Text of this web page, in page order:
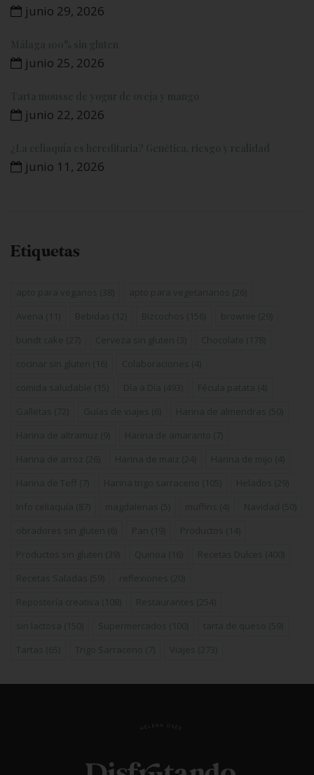
junio 29, 2026
Málaga 100% sin gluten
junio 25, 2026
Tarta mousse de yogur de oveja y mango
junio 22, 2026
¿La celiaquía es hereditaria? Genética, riesgo y realidad
junio 11, 2026
Etiquetas
apto para veganos (38) apto para vegetarianos (26)
Avena (11) Bebidas (12) Bizcochos (156) brownie (29)
bundt cake (27) Cerveza sin gluten (3) Chocolate (178)
cocinar sin gluten (16) Colaboraciones (4)
comida saludable (15) Día a Día (493) Fécula patata (4)
Galletas (72) Guías de viajes (6) Harina de almendras (50)
Harina de altramuz (9) Harina de amaranto (7)
Harina de arroz (26) Harina de maiz (24) Harina de mijo (4)
Harina de Teff (7) Harina trigo sarraceno (105) Helados (29)
Info celiaquía (87) magdalenas (5) muffins (4) Navidad (50)
obradores sin gluten (6) Pan (19) Productos (14)
Productos sin gluten (39) Quinoa (16) Recetas Dulces (400)
Recetas Saladas (59) reflexiones (20)
Repostería creativa (108) Restaurantes (254)
sin lactosa (150) Supermercados (100) tarta de queso (59)
Tartas (65) Trigo Sarraceno (7) Viajes (273)